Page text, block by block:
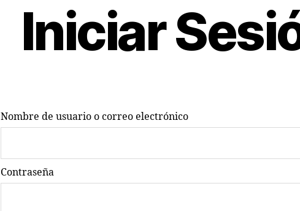
Iniciar
Nombre de usuario o correo electrónico
Contraseña